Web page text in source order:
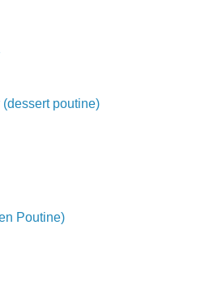
poutine)
Poutine)